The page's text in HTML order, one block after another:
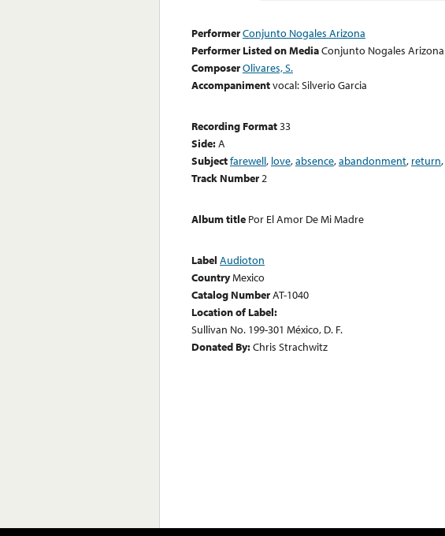
PerformerConjunto Nogales Arizona
Performer Listed on MediaConjunto Nogales Arizona
ComposerOlivares, S.
Accompanimentvocal: Silverio Garcia
Recording Format33
Side:A
Subjectfarewell, love,absence,abandonment, return,
Track Number2
Album title Por El Amor De Mi Madre
Label Audioton
CountryMexico
Catalog NumberAT-1040
Location of Label:
Sullivan No. 199-301 México, D. F.
Donated By:Chris Strachwitz